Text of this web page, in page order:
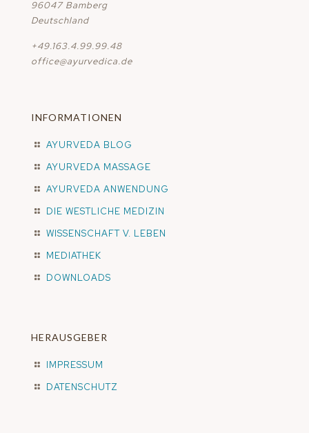
96047 Bamberg
Deutschland
+49.163.4.99.99.48
office@ayurvedica.de
INFORMATIONEN
AYURVEDA BLOG
AYURVEDA MASSAGE
AYURVEDA ANWENDUNG
DIE WESTLICHE MEDIZIN
WISSENSCHAFT V. LEBEN
MEDIATHEK
DOWNLOADS
HERAUSGEBER
IMPRESSUM
DATENSCHUTZ